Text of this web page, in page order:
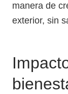
manera de
exterior, sin